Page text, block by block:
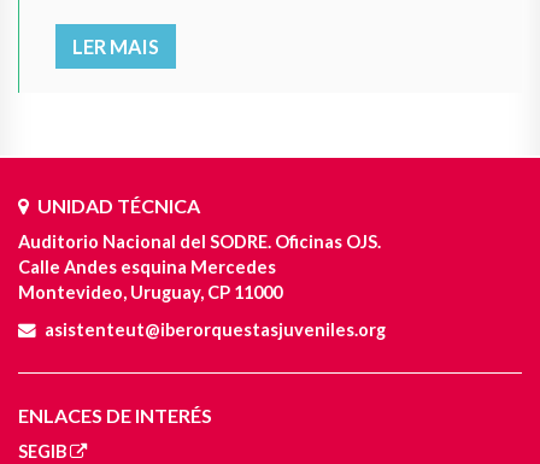
LER MAIS
UNIDAD TÉCNICA
Auditorio Nacional del SODRE. Oficinas OJS.
Calle Andes esquina Mercedes
Montevideo, Uruguay, CP 11000
asistenteut@iberorquestasjuveniles.org
ENLACES DE INTERÉS
SEGIB